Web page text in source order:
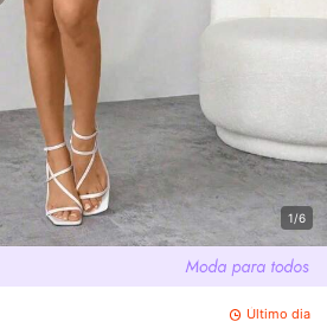
1/6
Último dia